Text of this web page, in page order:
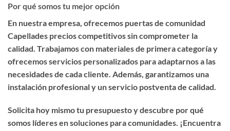
Por qué somos tu mejor opción
En nuestra empresa, ofrecemos puertas de comunidad
Capellades precios competitivossin comprometer la
calidad. Trabajamos con materiales de primera categoría y
ofrecemos servicios personalizados para adaptarnos a las
necesidades de cada cliente. Además, garantizamos una
instalación profesional y un servicio postventa de calidad.
Solicita hoy mismo tu presupuesto y descubre por qué
somos líderes en soluciones para comunidades. ¡Encuentra